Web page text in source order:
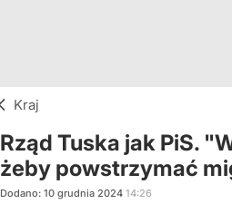
Kraj
Rząd Tuska jak PiS.
żeby powstrzymać
Dodano: 10 grudnia 2024 14:26